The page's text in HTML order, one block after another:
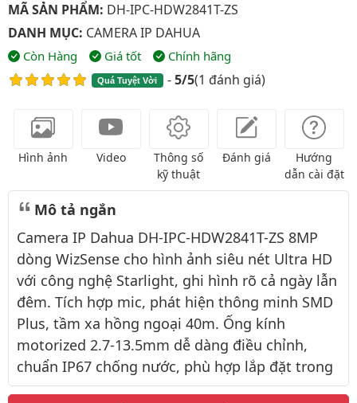
MÃ SẢN PHẨM: DH-IPC-HDW2841T-ZS
DANH MỤC: CAMERA IP DAHUA
Còn Hàng Giá tốt Chính hãng
Quá Tuyệt Vời -5/5(1 đánh giá)
Hình ảnh Video
Thông số
kỹ thuật
Đánh giá
Hướng
dẫn cài đặt
Mô tả ngắn
Camera IP Dahua DH-IPC-HDW2841T-ZS 8MP
dòng WizSense cho hình ảnh siêu nét Ultra HD
với công nghệ Starlight, ghi hình rõ cả ngày lẫn
đêm. Tích hợp mic, phát hiện thông minh SMD
Plus, tầm xa hồng ngoại 40m. Ống kính
motorized 2.7-13.5mm dễ dàng điều chỉnh,
chuẩn IP67 chống nước, phù hợp lắp đặt trong